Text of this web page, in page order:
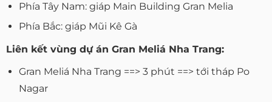
Phía Tây Nam: giáp Main Building Gran Melia
Phía Bắc: giáp Mũi Kê Gà
Liên kết vùng dự án Gran Meliá Nha Trang:
Gran Meliá Nha Trang ==> 3 phút ==> tới tháp Po
Nagar